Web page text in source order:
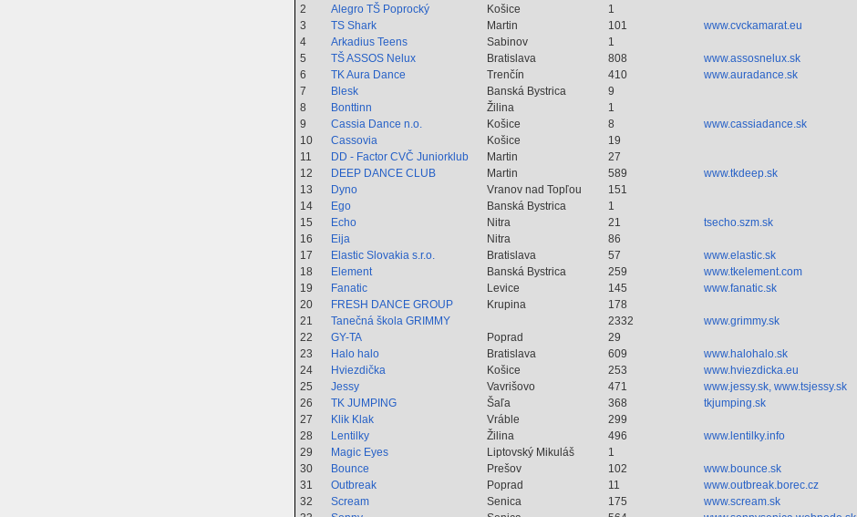
2
Alegro TŠ Poprocký Košice
1
3
TS Shark Martin 101
www.cvckamarat.eu
4
Arkadius Teens Sabinov
1
5
TŠ ASSOS Nelux Bratislava 808
www.assosnelux.sk
6
TK Aura Dance Trenčín 410
www.auradance.sk
7
Blesk Banská Bystrica
9
8
Bonttinn Žilina
1
9
Cassia Dance n.o. Košice 8
www.cassiadance.sk
10
Cassovia Košice
19
11
DD - Factor CVČ Juniorklub Martin
27
12
DEEP DANCE CLUB Martin 589
www.tkdeep.sk
13
Dyno Vranov nad Topľou
151
14
Ego Banská Bystrica
1
15
Echo Nitra 21
tsecho.szm.sk
16
Eija Nitra
86
17
Elastic Slovakia s.r.o. Bratislava 57
www.elastic.sk
18
Element Banská Bystrica 259
www.tkelement.com
19
Fanatic Levice 145
www.fanatic.sk
20
FRESH DANCE GROUP Krupina
178
21
Tanečná škola GRIMMY 2332
www.grimmy.sk
22
GY-TA Poprad
29
23
Halo halo Bratislava 609
www.halohalo.sk
24
Hviezdička Košice 253
www.hviezdicka.eu
25
Jessy Vavrišovo 471
www.jessy.sk, www.tsjessy.sk
26
TK JUMPING Šaľa 368
tkjumping.sk
27
Klik Klak Vráble
299
28
Lentilky Žilina 496
www.lentilky.info
29
Magic Eyes Liptovský Mikuláš
1
30
Bounce Prešov 102
www.bounce.sk
31
Outbreak Poprad 11
www.outbreak.borec.cz
32
Scream Senica 175
www.scream.sk